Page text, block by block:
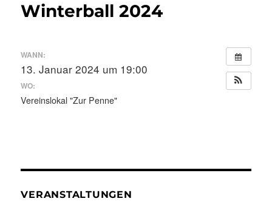
Winterball 2024
WANN:
13. Januar 2024 um 19:00
WO:
Vereinslokal "Zur Penne"
VERANSTALTUNGEN